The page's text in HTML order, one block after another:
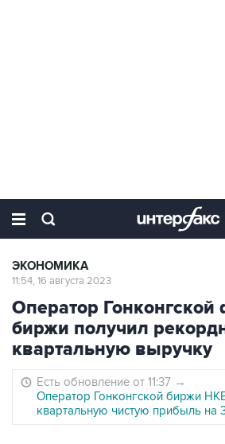
ЭКОНОМИКА
11:54, 16 августа 2023
Оператор
биржи получил
квартальную выручку
Есть обновление от 11:37 →
Оператор Гонконгской биржи
квартальную чистую прибыль на